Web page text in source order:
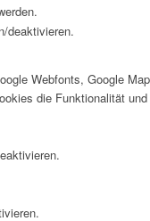
deaktivieren.
Webfonts, Google
die Funktionalität